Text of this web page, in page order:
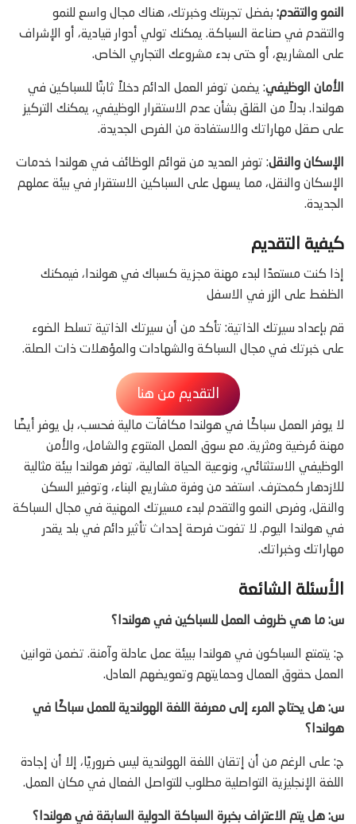
النمو والتقدم: بفضل تجربتك وخبرتك، هناك مجال واسع للنمو
والتقدم في صناعة السباكة. يمكنك تولي أدوار قيادية، أو الإشراف
على المشاريع، أو حتى بدء مشروعك التجاري الخاص.
الأمان الوظيفي: يضمن توفر العمل الدائم دخلاً ثابتًا للسباكين في
هولندا. بدلاً من القلق بشأن عدم الاستقرار الوظيفي، يمكنك التركيز
على صقل مهاراتك والاستفادة من الفرص الجديدة.
الإسكان والنقل: توفر العديد من قوائم الوظائف في هولندا خدمات
الإسكان والنقل، مما يسهل على السباكين الاستقرار في بيئة عملهم
الجديدة.
كيفية التقديم
إذا كنت مستعدًا لبدء مهنة مجزية كسباك في هولندا، فيمكنك
الظغط على الزر في الاسفل
قم بإعداد سيرتك الذاتية: تأكد من أن سيرتك الذاتية تسلط الضوء
على خبرتك في مجال السباكة والشهادات والمؤهلات ذات الصلة.
التقديم من هنا
لا يوفر العمل سباكًا في هولندا مكافآت مالية فحسب، بل يوفر أيضًا
مهنة مُرضية ومثرية. مع سوق العمل المتنوع والشامل، والأمن
الوظيفي الاستثنائي، ونوعية الحياة العالية، توفر هولندا بيئة مثالية
للازدهار كمحترف. استفد من وفرة مشاريع البناء، وتوفير السكن
والنقل، وفرص النمو والتقدم لبدء مسيرتك المهنية في مجال السباكة
في هولندا اليوم. لا تفوت فرصة إحداث تأثير دائم في بلد يقدر
مهاراتك وخبراتك.
الأسئلة الشائعة
س: ما هي ظروف العمل للسباكين في هولندا؟
ج: يتمتع السباكون في هولندا ببيئة عمل عادلة وآمنة. تضمن قوانين
العمل حقوق العمال وحمايتهم وتعويضهم العادل.
س: هل يحتاج المرء إلى معرفة اللغة الهولندية للعمل سباكًا في
هولندا؟
ج: على الرغم من أن إتقان اللغة الهولندية ليس ضروريًا، إلا أن إجادة
اللغة الإنجليزية التواصلية مطلوب للتواصل الفعال في مكان العمل.
س: هل يتم الاعتراف بخبرة السباكة الدولية السابقة في هولندا؟